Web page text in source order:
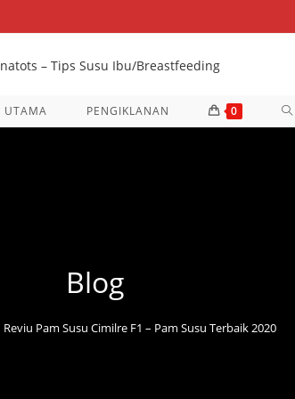
UTAMA PENGIKLANAN 0
Blog
Reviu Pam Susu Cimilre F1 – Pam Susu Terbaik 2020